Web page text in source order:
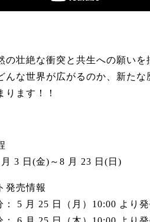
の壮絶な衝突と共生への願い
んな世界が広がるのか、新たな
ります！！
3 日(金)～8 月 23 日(日)
発売情報
： 5 月 25 日（月）10:00 より